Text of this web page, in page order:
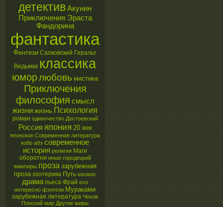
детектив Акунин
Приключения Эраста
Фандорина
фантастика
Фентези Сапковский Геральт
Ведьмак классика
юморлюбовь мистика
Приключения
философия смысл
жизни жизнь Психология
роман одиночество Достоевский
Россия япония 20 век
японское Современная литература
кобо абэ современное
история религия Маги
оборотни иные городецкий
вампиры проза зарубежная
проза эзотерика Путь космос
драма пьеса Фрай ехо
интересно фэнтези Мураками
зарубежная литература Чехов
Плоский мир Другие миры